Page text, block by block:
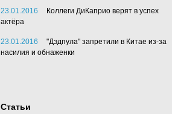
23.01.2016
Коллеги ДиКаприо верят в успех
актёра
23.01.2016
"Дэдпула" запретили в Китае из-за
насилия и обнаженки
Статьи